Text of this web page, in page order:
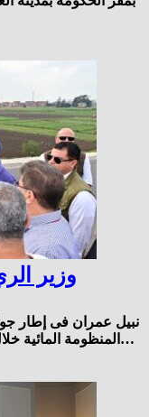
وزير
نبيل عمران فى إطار
المنظومة المائية خلال فترة أقصى الاحتياجات المائية .. قام السيد…